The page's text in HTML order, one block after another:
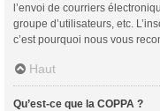
l’envoi de courriers
groupe d’utilisateurs, etc.
c’est pourquoi nous vous
Haut
Qu’est-ce que la COPPA ?